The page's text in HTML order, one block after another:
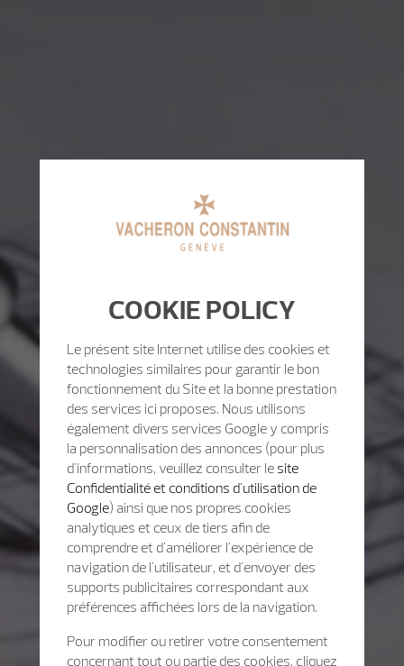
COOKIE POLICY
Le présent site Internet utilise des cookies et
technologies similaires pour garantir le bon
fonctionnement du Site et la bonne prestation
des services ici proposes. Nous utilisons
également divers services Google y compris
la personnalisation des annonces (pour plus
d'informations, veuillez consulter le site
Confidentialité et conditions d'utilisation de
Google) ainsi que nos propres cookies
analytiques et ceux de tiers afin de
comprendre et d'améliorer l'expérience de
navigation de l'utilisateur, et d'envoyer des
supports publicitaires correspondant aux
préférences affichées lors de la navigation.
Pour modifier ou retirer votre consentement
concernant tout ou partie des cookies, cliquez